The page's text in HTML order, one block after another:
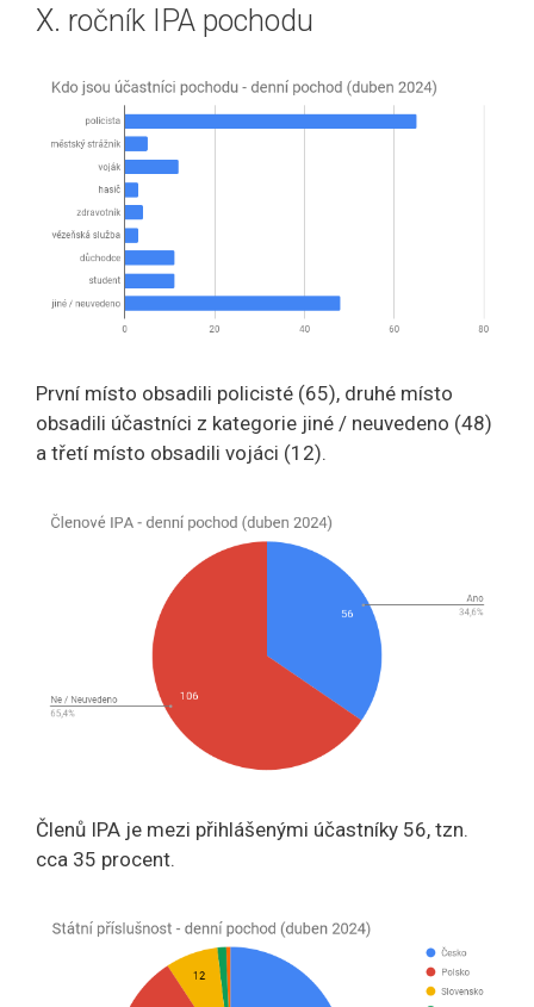
X. ročník IPA pochodu
První místo obsadili policisté (65), druhé místo
obsadili účastníci z kategorie jiné / neuvedeno (48)
a třetí místo obsadili vojáci (12).
Členů IPA je mezi přihlášenými účastníky 56, tzn.
cca 35 procent.